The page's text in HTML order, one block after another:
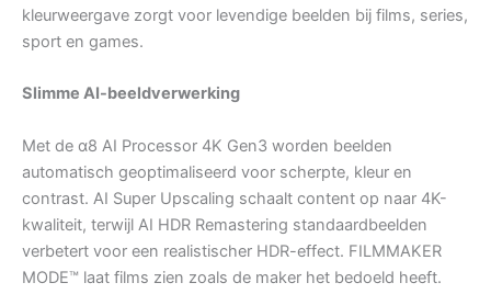
kleurweergave zorgt voor levendige beelden bij films, series,
sport en games.
Slimme AI-beeldverwerking
Met de α8 AI Processor 4K Gen3 worden beelden
automatisch geoptimaliseerd voor scherpte, kleur en
contrast. AI Super Upscaling schaalt content op naar 4K-
kwaliteit, terwijl AI HDR Remastering standaardbeelden
verbetert voor een realistischer HDR-effect. FILMMAKER
MODE™ laat films zien zoals de maker het bedoeld heeft.